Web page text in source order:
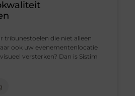
tribunestoelen die niet alleen
ook uw evenementenlocatie
versterken? Dan is Sistim